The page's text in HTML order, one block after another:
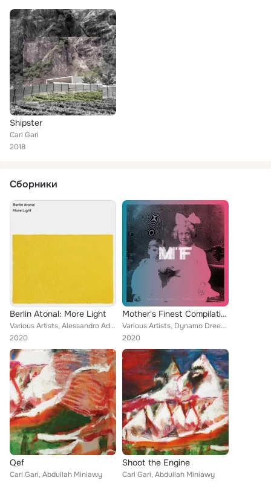
Shipster
Carl Gari
2018
Сборники
Berlin Atonal: More Light
Various Artists, Alessandro Adriani, Caterina Barbieri, Abdullah Miniawy, Altar, Lee Gamble, Aho Ssan, Hiro Kone, Peder Mannerfe...
2020
Mother's Finest Compilation
Various Artists, Dynamo Dreesen, Otik, Nasty King Kurl, Leibniz, Laurel Halo, Karima F, Franklin De Costa, Katatonic Silentio, B...
2020
Qef
Carl Gari, Abdullah Miniawy
Shoot the Engine
Carl Gari, Abdullah Miniawy